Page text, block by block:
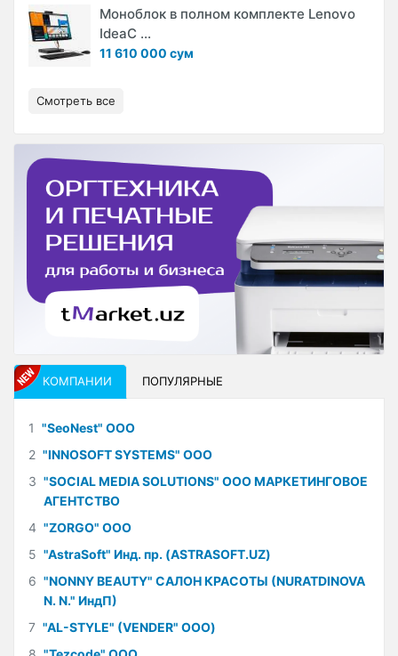
Моноблок в полном комплекте Lenovo
IdeaC ...
11 610 000 сум
Смотреть все
КОМПАНИИ ПОПУЛЯРНЫЕ
1 "SeoNest" ООО
2 "INNOSOFT SYSTEMS" ООО
3 "SOCIAL MEDIA SOLUTIONS" ООО МАРКЕТИНГОВОЕ
АГЕНТСТВО
4 "ZORGO" ООО
5 "AstraSoft" Инд. пр. (ASTRASOFT.UZ)
6 "NONNY BEAUTY" САЛОН КРАСОТЫ (NURATDINOVA
N. N." ИндП)
7 "AL-STYLE" (VENDER" ООО)